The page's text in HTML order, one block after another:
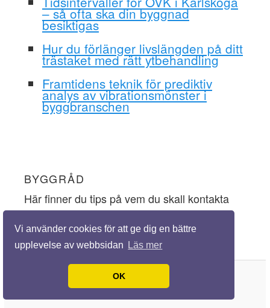
Vi använder cookies för att ge dig en bättre
upplevelse av webbsidan
Läs mer
OK
– så ofta ska din byggnad
besiktigas
Hur du förlänger livslängden på ditt
trästaket med rätt ytbehandling
Framtidens teknik för prediktiv
analys av vibrationsmönster i
byggbranschen
BYGGRÅD
Här finner du tips på vem du skall kontakta
inhämta goda byggråd.
© 2026 Byggråd.nu. Alla rättigheter förbehållna.